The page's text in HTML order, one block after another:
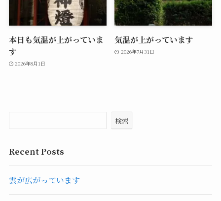
本日も気温が上がっていま
す
2026年8月1日
気温が上がっています
2026年7月31日
検索
Recent Posts
雲が広がっています